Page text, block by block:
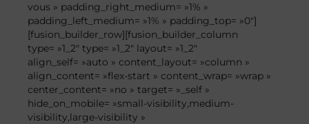
vous » padding_right_medium= »1% »
padding_left_medium= »1% » padding_top= »0″]
[fusion_builder_row][fusion_builder_column
type= »1_2″ type= »1_2″ layout= »1_2″
align_self= »auto » content_layout= »column »
align_content= »flex-start » content_wrap= »wrap »
center_content= »no » target= »_self »
hide_on_mobile= »small-visibility,medium-
visibility,large-visibility »